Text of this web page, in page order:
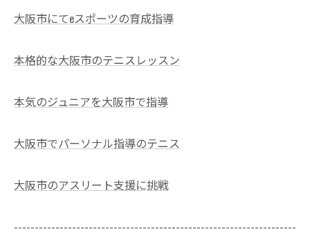
大阪市にてeスポーツの育成指導
本格的な大阪市のテニスレッスン
本気のジュニアを大阪市で指導
大阪市でパーソナル指導のテニス
大阪市のアスリート支援に挑戦
--------------------------------------------------------------------